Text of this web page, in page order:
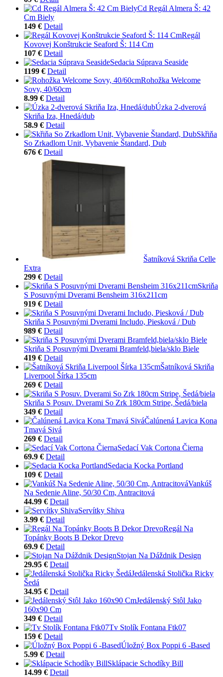
Cd Regál Almera Š: 42
Cm Biely
149 € Detail
Regál
Kovovej Konštrukcie Seaford Š: 114 Cm
107 € Detail
Sedacia Súprava Seaside
1199 € Detail
Rohožka Welcome
Sovy, 40/60cm
8.99 € Detail
Úzka 2-dverová
Skriňa Iza, Hnedá/dub
58.9 € Detail
Skřiňa
So Zrkadlom Unit, Vybavenie Štandard, Dub
676 € Detail
Šatníková Skriňa Celle
Extra
299 € Detail
Skriňa
S Posuvnými Dverami Bensheim 316x211cm
919 € Detail
Skriňa S Posuvnými Dverami Includo, Piesková / Dub
989 € Detail
Skriňa S Posuvnými Dverami Bramfeld,biela/sklo Biele
419 € Detail
Šatníková Skriňa
Liverpool Šírka 135cm
269 € Detail
Skriňa S Posuv. Dverami So Zrk 180cm Stripe, Šedá/biela
349 € Detail
Čalúnená Lavica Kona
Tmavá Sivá
269 € Detail
Sedací Vak Cortona Čierna
69.9 € Detail
Sedacia Kocka Portland
109 € Detail
Vankúš
Na Sedenie Aline, 50/30 Cm, Antracitová
44.99 € Detail
Servítky Shiva
3.99 € Detail
Regál Na
Topánky Boots B Dekor Drevo
69.9 € Detail
Stojan Na Dáždnik Design
29.95 € Detail
Jedálenská Stolička Ricky
Šedá
34.95 € Detail
Jedálenský Stôl Jako
160x90 Cm
349 € Detail
Tv Stolík Fontana Ftk07
159 € Detail
Úložný Box Poppi 6 -Based
5.99 € Detail
Sklápacie Schodíky Bill
14.99 € Detail